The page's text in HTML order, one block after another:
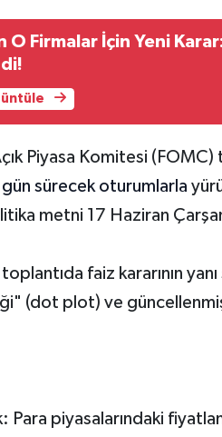
O Firmalar İçin Yeni
Piyasa Komitesi (FOMC)
gün sürecek oturumlarla
metni 17 Haziran
toplantıda faiz kararının yanı
(dot plot) ve
Para piyasalarındaki